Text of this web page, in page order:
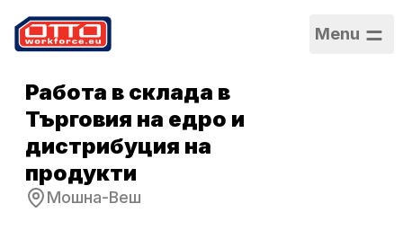
Menu
Работа в склада в
Търговия на едро и
дистрибуция на
продукти
Мошна-Веш